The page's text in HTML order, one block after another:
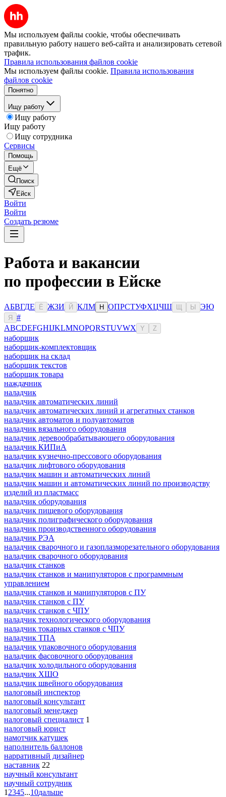
Мы используем файлы cookie, чтобы обеспечивать
правильную работу нашего веб-сайта и анализировать сетевой
трафик.
Правила использования файлов cookie
Мы используем файлы cookie. Правила использования
файлов cookie
Понятно
Ищу работу
Ищу работу
Ищу работу
Ищу сотрудника
Сервисы
Помощь
Ещё
Поиск
Ейск
Войти
Войти
Создать резюме
Работа и вакансии
по профессии в Ейске
АБВГДЕ Ё ЖЗИ Й КЛМ Н ОПРСТУФХЦЧШ Ы ЭЮ
Я
#
ABCDEFGHIJKLMNOPQRSTUVWX Y Z
наборщик
наборщик-комплектовщик
наборщик на склад
наборщик текстов
наборщик товара
наждачник
наладчик
наладчик автоматических линий
наладчик автоматических линий и агрегатных станков
наладчик автоматов и полуавтоматов
наладчик вязального оборудования
наладчик деревообрабатывающего оборудования
наладчик КИПиА
наладчик кузнечно-прессового оборудования
наладчик лифтового оборудования
наладчик машин и автоматических линий
наладчик машин и автоматических линий по производству
изделий из пластмасс
наладчик оборудования
наладчик пищевого оборудования
наладчик полиграфического оборудования
наладчик производственного оборудования
наладчик РЭА
наладчик сварочного и газоплазморезательного оборудования
наладчик сварочного оборудования
наладчик станков
наладчик станков и манипуляторов с программным
управлением
наладчик станков и манипуляторов с ПУ
наладчик станков с ПУ
наладчик станков с ЧПУ
наладчик технологического оборудования
наладчик токарных станков с ЧПУ
наладчик ТПА
наладчик упаковочного оборудования
наладчик фасовочного оборудования
наладчик холодильного оборудования
наладчик ХШО
наладчик швейного оборудования
налоговый инспектор
налоговый консультант
налоговый менеджер
налоговый специалист 1
налоговый юрист
намотчик катушек
наполнитель баллонов
нарративный дизайнер
наставник 22
научный консультант
научный сотрудник
1 2345...10дальше